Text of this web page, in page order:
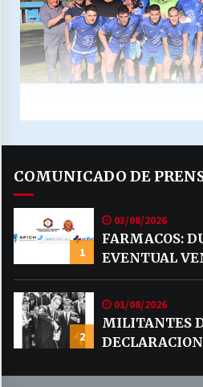
COMUNICADO DE
1
03/08/2026
FARMACOS:
EVENTUAL
LIBRE
2
01/08/2026
MILITANTES